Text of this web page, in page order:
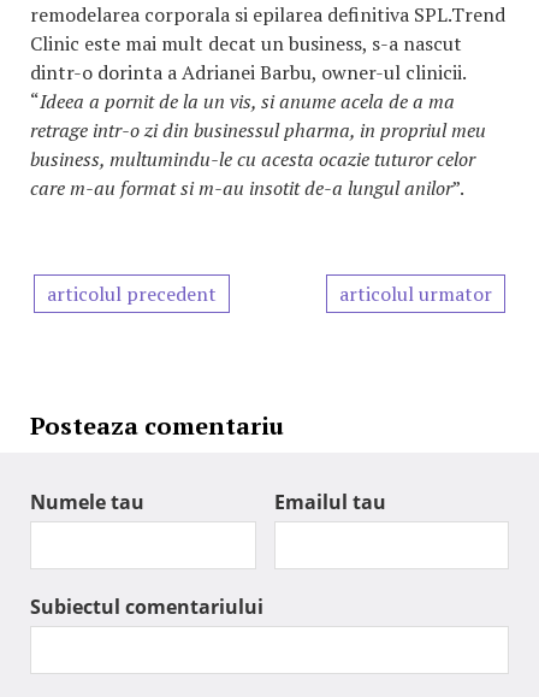
remodelarea corporala si epilarea definitiva SPL.Trend
Clinic este mai mult decat un business, s-a nascut
dintr-o dorinta a Adrianei Barbu, owner-ul clinicii.
“Ideea a pornit de la un vis, si anume acela de a ma
retrage intr-o zi din businessul pharma, in propriul meu
business, multumindu-le cu acesta ocazie tuturor celor
care m-au format si m-au insotit de-a lungul anilor”.
articolul precedent articolul urmator
Posteaza comentariu
Numele tau Emailul tau
Subiectul comentariului